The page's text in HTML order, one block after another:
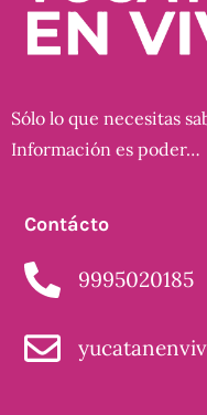
Sólo lo que necesitas
Información es poder…
Contácto
9995020185